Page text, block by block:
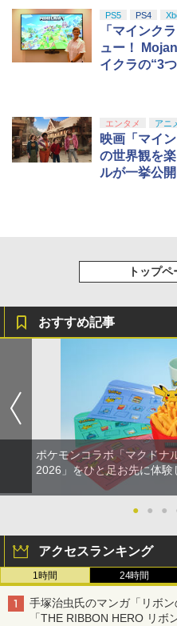
PS5 PS4
「マインク
ュー！
イクラの“3
エンタメ アニ
映画「マイ
の世界観を
ルが一挙公開
トップ
おすすめ記事
ポケモンコラボ「マクドナ
2026」をひと足お先に体験
● ● ●
アクセスランキング
1時間 24時間
手塚治虫氏のマンガ「リボ
「THE RIBBON HERO リ